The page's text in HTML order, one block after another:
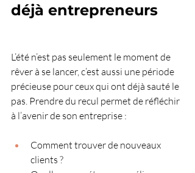
déjà entrepreneurs
L’été n’est pas seulement le moment de
rêver à se lancer, c’est aussi une période
précieuse pour ceux qui ont déjà sauté le
pas. Prendre du recul permet de réfléchir
à l’avenir de son entreprise :
Comment trouver de nouveaux
clients ?